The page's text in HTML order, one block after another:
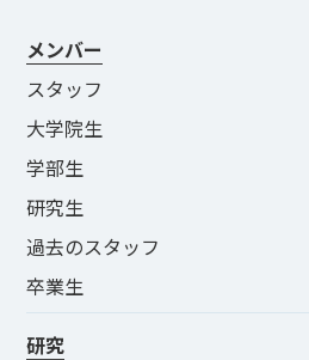
メンバー
スタッフ
大学院生
学部生
研究生
過去のスタッフ
卒業生
研究